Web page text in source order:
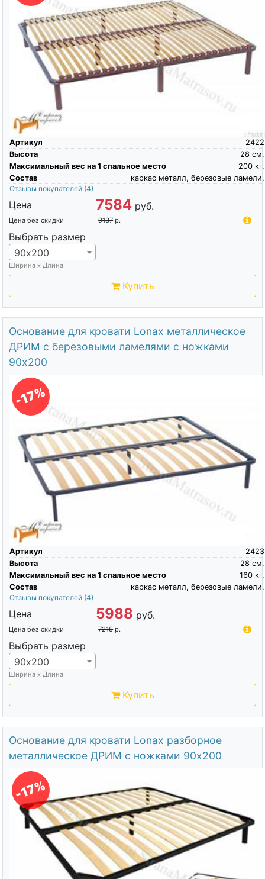
Артикул
2422
Высота
см.
28
Максимальный вес на 1 спальное место
кг.
200
Состав
каркас металл, березовые ламели,
Отзывы покупателей (4)
Цена 7584 руб.
Цена без скидки 9137 р.
Выбрать размер
90х200
Ширина х Длина
Купить
Основание для кровати Lonax металлическое
ДРИМ с березовыми ламелями с ножками
90х200
-17%
Артикул
2423
Высота
см.
28
Максимальный вес на 1 спальное место
кг.
160
Состав
каркас металл, березовые ламели,
Отзывы покупателей (4)
Цена 5988 руб.
Цена без скидки 7215 р.
Выбрать размер
90х200
Ширина х Длина
Купить
Основание для кровати Lonax разборное
металлическое ДРИМ с ножками 90х200
-17%